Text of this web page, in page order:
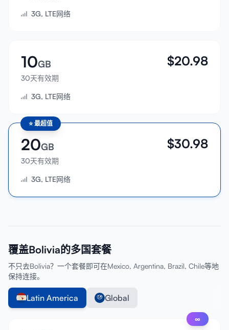
3G, LTE网络
10GB
30天有效期
$20.98
3G, LTE网络
⭐最超值
20GB
30天有效期
$30.98
3G, LTE网络
覆盖Bolivia的多国套餐
不只去Bolivia？一个套餐即可在Mexico, Argentina, Brazil, Chile等地
保持连接。
Latin America Global
∞